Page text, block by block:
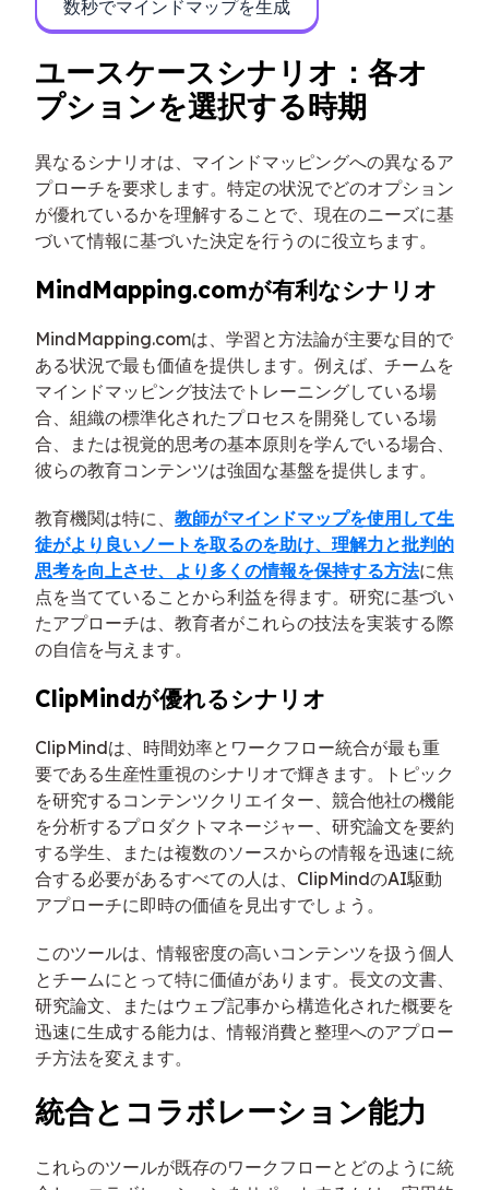
数秒でマインドマップを生成
ユースケースシナリオ：各オ
プションを選択する時期
異なるシナリオは、マインドマッピングへの異なるア
プローチを要求します。特定の状況でどのオプション
が優れているかを理解することで、現在のニーズに基
づいて情報に基づいた決定を行うのに役立ちます。
MindMapping.comが有利なシナリオ
MindMapping.comは、学習と方法論が主要な目的で
ある状況で最も価値を提供します。例えば、チームを
マインドマッピング技法でトレーニングしている場
合、組織の標準化されたプロセスを開発している場
合、または視覚的思考の基本原則を学んでいる場合、
彼らの教育コンテンツは強固な基盤を提供します。
教育機関は特に、 教師がマインドマップを使用して生
徒がより良いノートを取るのを助け、理解力と批判的
思考を向上させ、より多くの情報を保持する方法に焦
点を当てていることから利益を得ます。研究に基づい
たアプローチは、教育者がこれらの技法を実装する際
の自信を与えます。
ClipMindが優れるシナリオ
ClipMindは、時間効率とワークフロー統合が最も重
要である生産性重視のシナリオで輝きます。トピック
を研究するコンテンツクリエイター、競合他社の機能
を分析するプロダクトマネージャー、研究論文を要約
する学生、または複数のソースからの情報を迅速に統
合する必要があるすべての人は、ClipMindのAI駆動
アプローチに即時の価値を見出すでしょう。
このツールは、情報密度の高いコンテンツを扱う個人
とチームにとって特に価値があります。長文の文書、
研究論文、またはウェブ記事から構造化された概要を
迅速に生成する能力は、情報消費と整理へのアプロー
チ方法を変えます。
統合とコラボレーション能力
これらのツールが既存のワークフローとどのように統